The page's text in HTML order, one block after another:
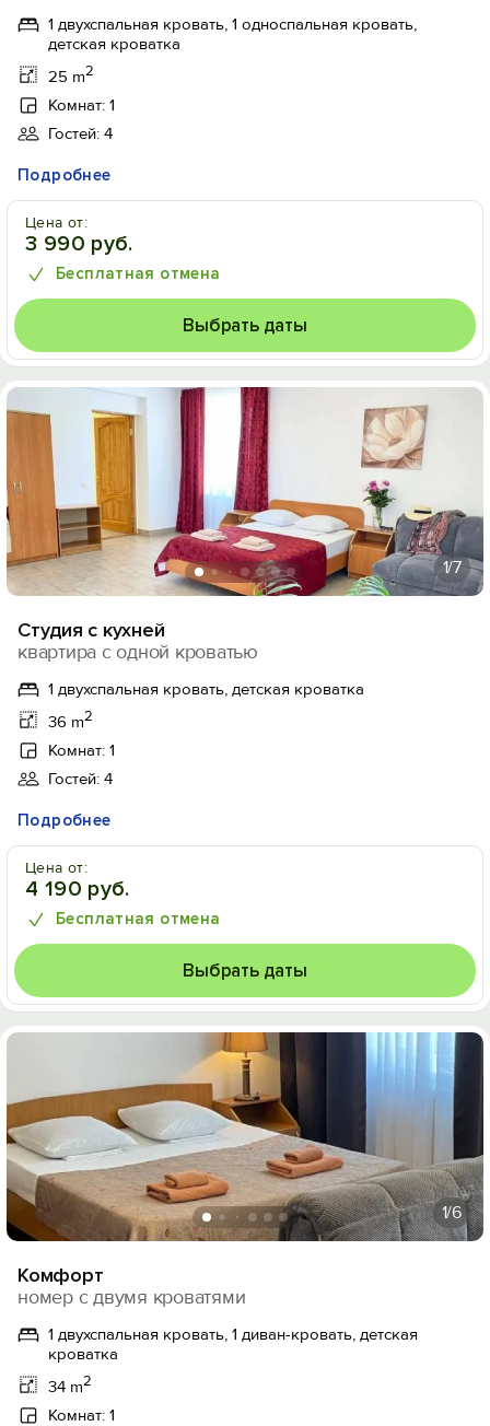
1 двухспальная кровать, 1 односпальная кровать,
детская кроватка
25 m2
Комнат: 1
Гостей: 4
Подробнее
Цена от:
3 990 руб.
Бесплатная отмена
Выбрать даты
1/7
Студия с кухней
квартира с одной кроватью
1 двухспальная кровать, детская кроватка
36 m2
Комнат: 1
Гостей: 4
Подробнее
Цена от:
4 190 руб.
Бесплатная отмена
Выбрать даты
1/6
Комфорт
номер с двумя кроватями
1 двухспальная кровать, 1 диван-кровать, детская
кроватка
34 m2
Комнат: 1